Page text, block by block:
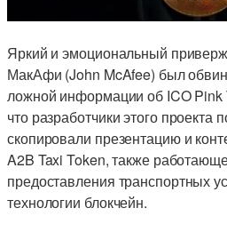
Яркий и эмоциональный
МакАфи (John McAfee) был
ложной информации об ICO Pink
что разработчики этого проекта
скопировали презентацию и
A2B Taxi Token, также
предоставления транспортных
технологии блокчейн.